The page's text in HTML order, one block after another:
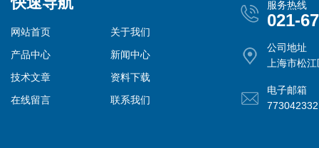
网站首页
关于我们
产品中心
新闻中心
技术文章
资料下载
在线留言
联系我们
服务热线
021-
公司地址
上海市松
电子邮箱